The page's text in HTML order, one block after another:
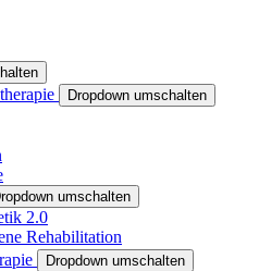
Dropdown umschalten
umschalten
2.0
Rehabilitation
Dropdown umschalten